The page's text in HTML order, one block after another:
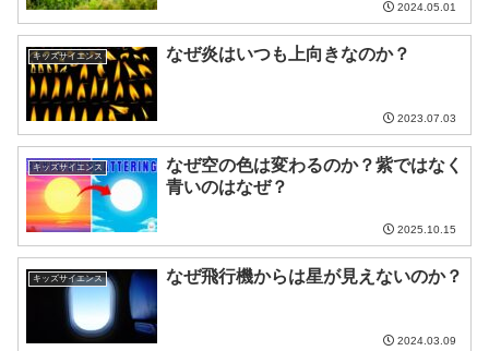
2024.05.01
キッズサイエンス なぜ炎はいつも上向きなのか？
2023.07.03
キッズサイエンス
なぜ空の色は変わるのか？紫ではなく
青いのはなぜ？
2025.10.15
キッズサイエンス なぜ飛行機からは星が見えないのか？
2024.03.09